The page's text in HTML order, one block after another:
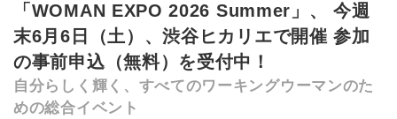
「WOMAN EXPO 2026 Summer」、 今週
末6月6日（土）、渋谷ヒカリエで開催 参加
の事前申込（無料）を受付中！
自分らしく輝く、すべてのワーキングウーマンのた
めの総合イベント